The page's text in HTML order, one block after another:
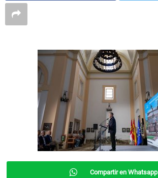
Compartir en Whatsapp